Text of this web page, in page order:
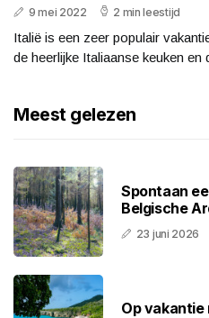
9 mei 2022 2 min leestijd
Italië is een zeer populair
de heerlijke Italiaanse keuken en
Meest gelezen
Spontaan
Belgische
23 juni 2026
Op vakantie